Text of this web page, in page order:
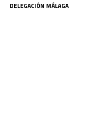
DELEGACIÓN MÁLAGA